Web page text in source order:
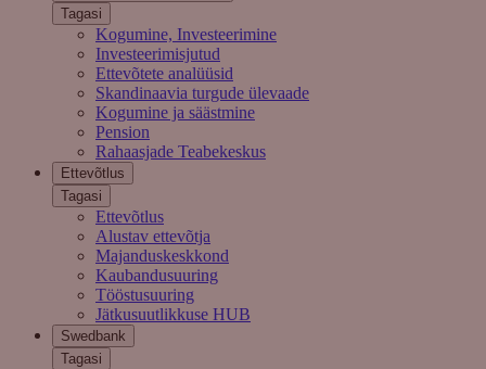
Tagasi
Kogumine, Investeerimine
Investeerimisjutud
Ettevõtete analüüsid
Skandinaavia turgude ülevaade
Kogumine ja säästmine
Pension
Rahaasjade Teabekeskus
Ettevõtlus
Tagasi
Ettevõtlus
Alustav ettevõtja
Majanduskeskkond
Kaubandusuuring
Tööstusuuring
Jätkusuutlikkuse HUB
Swedbank
Tagasi